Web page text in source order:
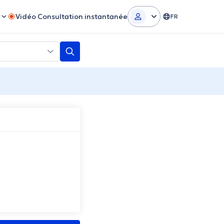
Vidéo Consultation instantanée FR